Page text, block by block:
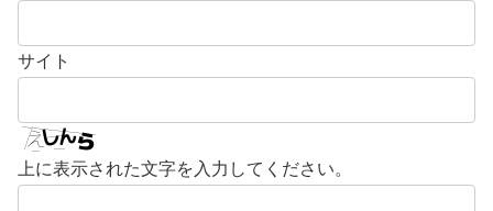
サイト
上に表示された文字を入力してください。